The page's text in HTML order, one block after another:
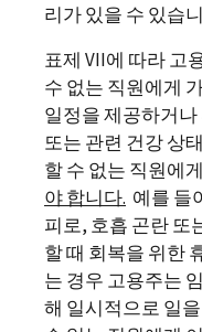
리가 있을 수 있습
표제 VII에 따라 고
수 없는 직원에게
일정을 제공하거
또는 관련 건강 상
할 수 없는 직원에
야 합니다. 예를 들
피로, 호흡 곤란 또
할 때 회복을 위한
는 경우 고용주는
해 일시적으로 일